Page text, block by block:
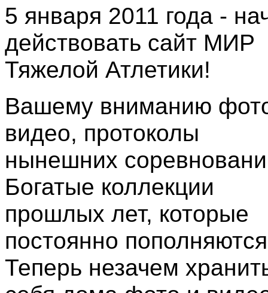
5 января 2011 года -
действовать сайт МИР
Тяжелой Атлетики!
Вашему вниманию
видео, протоколы
нынешних
Богатые коллекции
прошлых лет, которые
постоянно
Теперь незачем